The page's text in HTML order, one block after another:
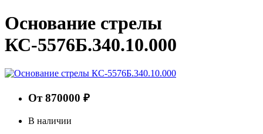
Основание стрелы
КС-5576Б.340.10.000
От 870000 ₽
В наличии